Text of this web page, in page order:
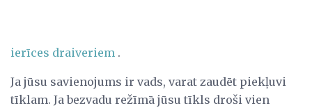
ierīces draiveriem .
Ja jūsu savienojums ir vads, varat zaudēt piekļuvi
tīklam. Ja bezvadu režīmā jūsu tīkls droši vien